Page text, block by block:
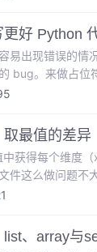
好 Python
易出现错误的
bug。来做占位
可能会忘记这个
取最值的差异
获得每个维度
件这么做问题
域范围时，很容
11(docker)
list、array与